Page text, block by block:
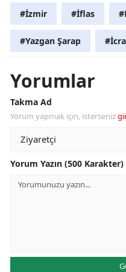
#İzmir #İflas
#Yazgan Şarap #İcra
Yorumlar
Takma Ad
Yorum yapmak için, isterseniz
Yorum Yazın (500 Karakter)